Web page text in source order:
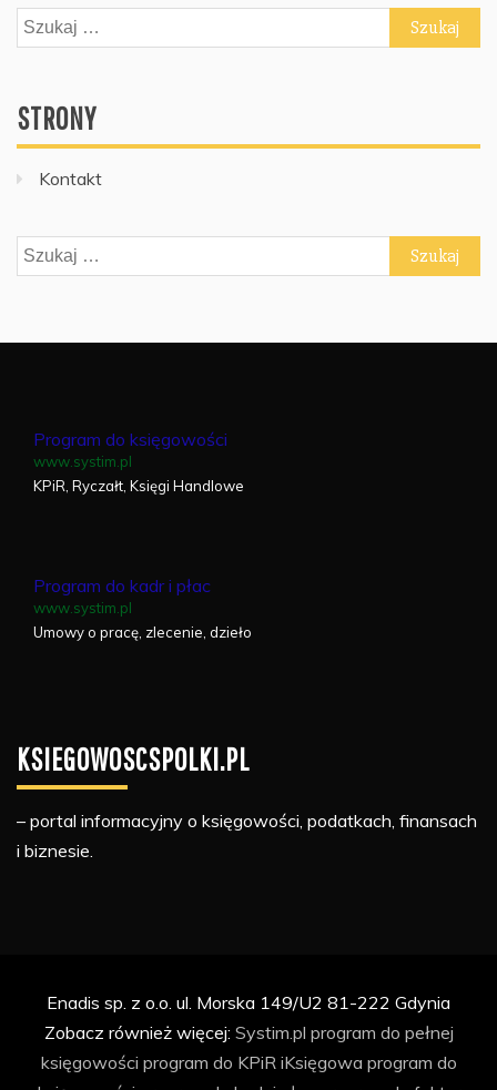
Szukaj:
STRONY
Kontakt
Szukaj:
Program do księgowości
www.systim.pl
KPiR, Ryczałt, Księgi Handlowe
Program do kadr i płac
www.systim.pl
Umowy o pracę, zlecenie, dzieło
KSIEGOWOSCSPOLKI.PL
– portal informacyjny o księgowości, podatkach, finansach
i biznesie.
Enadis sp. z o.o. ul. Morska 149/U2 81-222 Gdynia
Zobacz również więcej: Systim.pl program do pełnej
księgowości program do KPiR iKsięgowa program do